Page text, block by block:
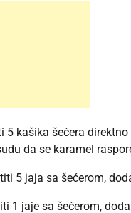
5 kašika šećera
da se karamel
5 jaja sa šećerom,
1 jaje sa šećerom,